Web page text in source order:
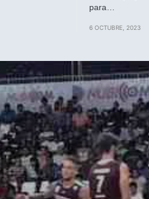
para…
6 OCTUBRE, 2023